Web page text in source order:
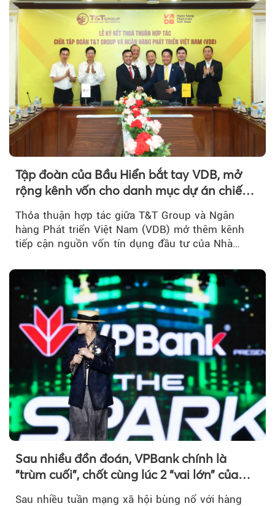
Tập đoàn của Bầu Hiển bắt tay VDB, mở
rộng kênh vốn cho danh mục dự án chiến
Thỏa thuận hợp tác giữa T&T Group và Ngân
hàng Phát triển Việt Nam (VDB) mở thêm kênh
tiếp cận nguồn vốn tín dụng đầu tư của Nhà
Sau nhiều đồn đoán, VPBank chính là
"trùm cuối", chốt cùng lúc 2 “vai lớn” của
BIGBANG World Tour tại Việt Nam
Sau nhiều tuần mạng xã hội bùng nổ với hàng